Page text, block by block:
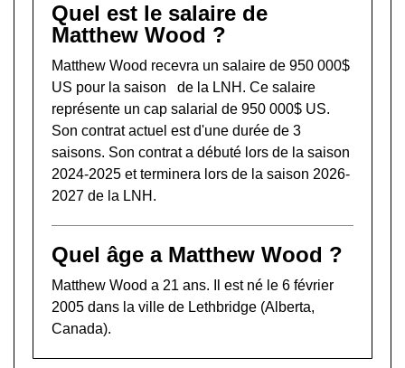
Quel est le salaire de
Matthew Wood ?
Matthew Wood recevra un salaire de 950 000$
US pour la saison de la LNH. Ce salaire
représente un cap salarial de 950 000$ US.
Son contrat actuel est d'une durée de 3
saisons. Son contrat a débuté lors de la saison
2024-2025 et terminera lors de la saison 2026-
2027 de la LNH.
Quel âge a Matthew Wood ?
Matthew Wood a 21 ans. Il est né le 6 février
2005 dans la ville de Lethbridge (Alberta,
Canada).